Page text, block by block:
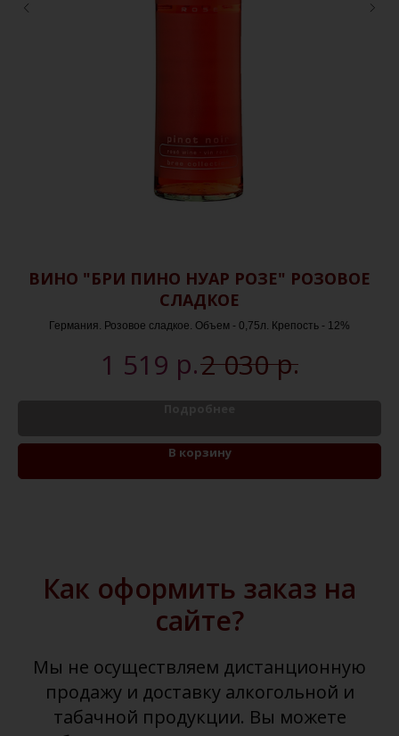
ВИНО "БРИ ПИНО НУАР РОЗЕ" РОЗОВОЕ
СЛАДКОЕ
Германия. Розовое сладкое. Объем - 0,75л. Крепость - 12%
1 519 р.2 030р.
В корзину
Как оформить заказ на
сайте?
Мы не осуществляем дистанционную
продажу и доставку алкогольной и
табачной продукции. Вы можете